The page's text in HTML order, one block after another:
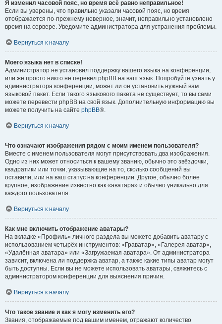
Я изменил часовой пояс, но время всё равно неправильное!
Если вы уверены, что правильно указали часовой пояс, но время
отображается по-прежнему неверное, значит, неправильно установлено
время на сервере. Уведомите администратора для устранения проблемы.
Вернуться к началу
Моего языка нет в списке!
Администратор не установил поддержку вашего языка на конференции,
или же просто никто не перевёл phpBB на ваш язык. Попробуйте узнать у
администратора конференции, может ли он установить нужный вам
языковой пакет. Если такого языкового пакета не существует, то вы сами
можете перевести phpBB на свой язык. Дополнительную информацию вы
можете получить на сайте phpBB®.
Вернуться к началу
Что означают изображения рядом с моим именем пользователя?
Вместе с именем пользователя могут присутствовать два изображения.
Одно из них может относиться к вашему званию, обычно это звёздочки,
квадратики или точки, указывающие на то, сколько сообщений вы
оставили, или на ваш статус на конференции. Другое, обычно более
крупное, изображение известно как «аватара» и обычно уникально для
каждого пользователя.
Вернуться к началу
Как мне включить отображение аватары?
На вкладке «Профиль» личного раздела вы можете добавить аватару с
использованием четырёх инструментов: «Граватар», «Галерея аватар»,
«Удалённая аватара» или «Загружаемая аватара». От администратора
зависит, включена ли поддержка аватар, а также какие типы аватар могут
быть доступны. Если вы не можете использовать аватары, свяжитесь с
администратором конференции для выяснения причин.
Вернуться к началу
Что такое звание и как я могу изменить его?
Звания, отображаемые под вашим именем, отражают количество